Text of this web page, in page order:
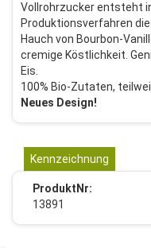
Vollrohrzucker entsteht
Produktionsverfahren
Hauch von Bourbon-
cremige Köstlichkeit.
Eis.
100% Bio-Zutaten,
Neues Design!
Kennzeichnung
ProduktNr:
13891